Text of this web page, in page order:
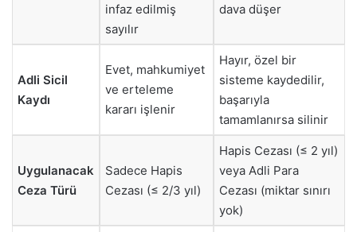
infaz edilmiş
sayılır
dava düşer
Adli Sicil
Kaydı
Evet, mahkumiyet
ve erteleme
kararı işlenir
Hayır, özel bir
sisteme kaydedilir,
başarıyla
tamamlanırsa silinir
Uygulanacak
Ceza Türü
Sadece Hapis
Cezası (≤ 2/3 yıl)
Hapis Cezası (≤ 2 yıl)
veya Adli Para
Cezası (miktar sınırı
yok)